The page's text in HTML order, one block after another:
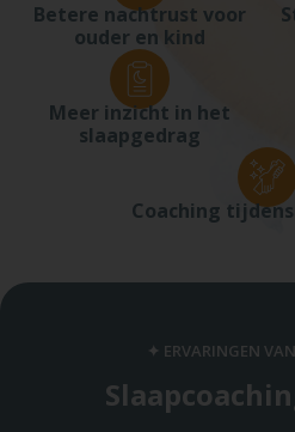
Betere nachtrust voor
ouder en kind
Meer inzicht in het
slaapgedrag
Coaching
✦ ERVARINGEN